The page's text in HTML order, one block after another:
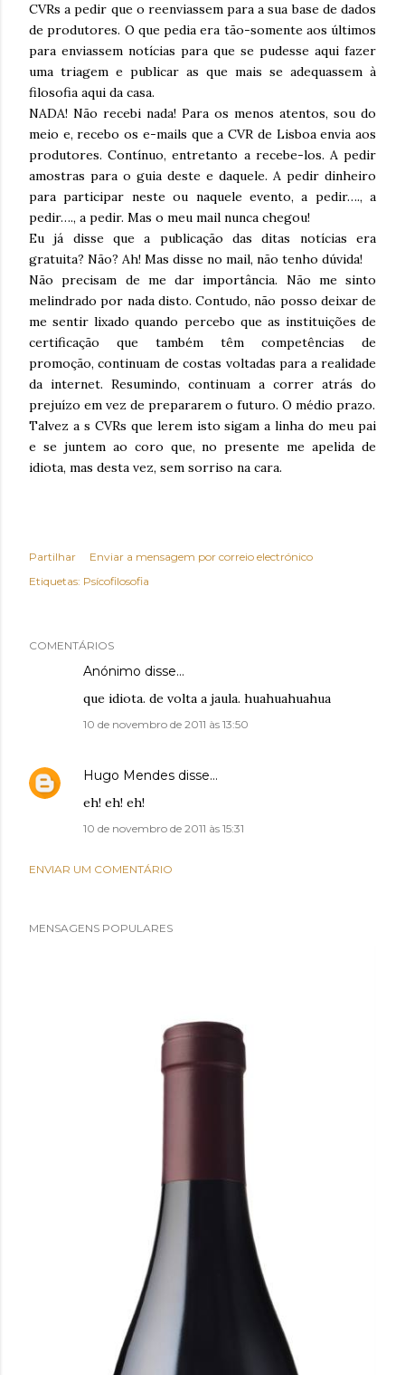
CVRs a pedir que o reenviassem para a sua base de dados
de produtores. O que pedia era tão-somente aos últimos
para enviassem notícias para que se pudesse aqui fazer
uma triagem e publicar as que mais se adequassem à
filosofia aqui da casa.
NADA! Não recebi nada! Para os menos atentos, sou do
meio e, recebo os e-mails que a CVR de Lisboa envia aos
produtores. Contínuo, entretanto a recebe-los. A pedir
amostras para o guia deste e daquele. A pedir dinheiro
para participar neste ou naquele evento, a pedir…., a
pedir…., a pedir. Mas o meu mail nunca chegou!
Eu já disse que a publicação das ditas notícias era
gratuita? Não? Ah! Mas disse no mail, não tenho dúvida!
Não precisam de me dar importância. Não me sinto
melindrado por nada disto. Contudo, não posso deixar de
me sentir lixado quando percebo que as instituições de
certificação que também têm competências de
promoção, continuam de costas voltadas para a realidade
da internet. Resumindo, continuam a correr atrás do
prejuízo em vez de prepararem o futuro. O médio prazo.
Talvez a s CVRs que lerem isto sigam a linha do meu pai
e se juntem ao coro que, no presente me apelida de
idiota, mas desta vez, sem sorriso na cara.
Partilhar
Enviar a mensagem por correio electrónico
Etiquetas: Psícofilosofia
COMENTÁRIOS
Anónimo disse…
que idiota. de volta a jaula. huahuahuahua
10 de novembro de 2011 às 13:50
Hugo Mendes disse…
eh! eh! eh!
10 de novembro de 2011 às 15:31
ENVIAR UM COMENTÁRIO
MENSAGENS POPULARES